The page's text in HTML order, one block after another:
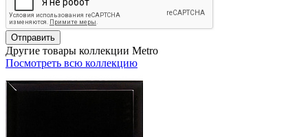
Отправить
Другие товары коллекции Metro
Посмотреть всю коллекцию